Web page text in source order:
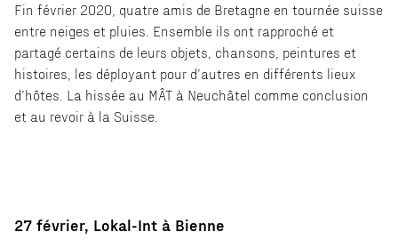
Fin février 2020, quatre amis de Bretagne en tournée suisse
entre neiges et pluies. Ensemble ils ont rapproché et
partagé certains de leurs objets, chansons, peintures et
histoires, les déployant pour d’autres en différents lieux
d’hôtes. La hissée au MÂT à Neuchâtel comme conclusion
et au revoir à la Suisse.
27 février, Lokal-Int à Bienne